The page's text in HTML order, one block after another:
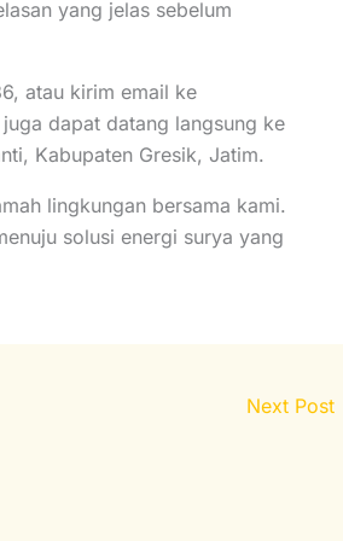
yang jelas sebelum
atau kirim email ke
dapat datang langsung ke
Kabupaten Gresik, Jatim.
lingkungan bersama kami.
solusi energi surya yang
Next Post